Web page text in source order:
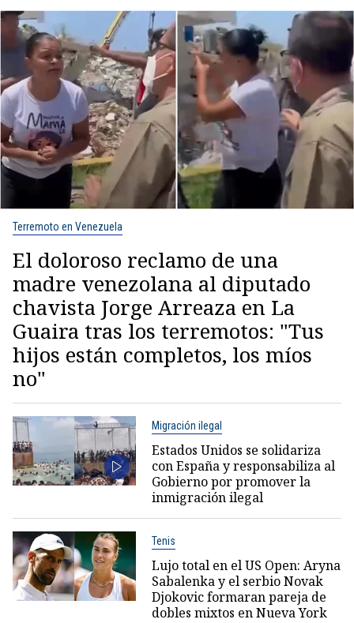
Terremoto en Venezuela
El doloroso reclamo de una
madre venezolana al diputado
chavista Jorge Arreaza en La
Guaira tras los terremotos: "Tus
hijos están completos, los míos
no"
Migración ilegal
Estados Unidos se solidariza
con España y responsabiliza al
Gobierno por promover la
inmigración ilegal
Tenis
Lujo total en el US Open: Aryna
Sabalenka y el serbio Novak
Djokovic formaran pareja de
dobles mixtos en Nueva York